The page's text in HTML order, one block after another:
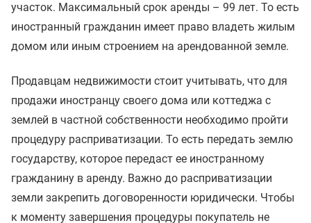
участок. Максимальный срок аренды – 99 лет. То есть
иностранный гражданин имеет право владеть жилым
домом или иным строением на арендованной земле.
Продавцам недвижимости стоит учитывать, что для
продажи иностранцу своего дома или коттеджа с
землей в частной собственности необходимо пройти
процедуру расприватизации. То есть передать землю
государству, которое передаст ее иностранному
гражданину в аренду. Важно до расприватизации
земли закрепить договоренности юридически. Чтобы
к моменту завершения процедуры покупатель не